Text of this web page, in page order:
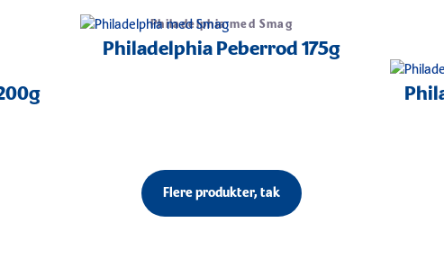
Philadelphia med Smag
Philadelphia Peberrod 175g
Flere produkter, tak